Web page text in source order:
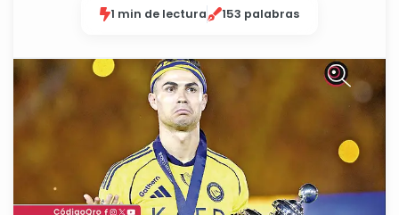
1 min de lectura 153 palabras